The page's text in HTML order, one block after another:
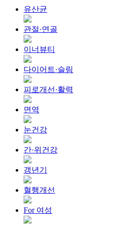
유산균
관절·연골
이너뷰티
다이어트·슬림
피로개선·활력
면역
눈건강
간·위건강
갱년기
혈행개선
For 여성